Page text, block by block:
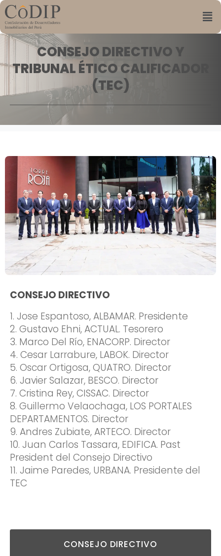
CONSEJO DIRECTIVO Y
TRIBUNAL ÉTICO CALIFICADOR
(TEC)
CONSEJO DIRECTIVO
1. Jose Espantoso, ALBAMAR. Presidente
2. Gustavo Ehni, ACTUAL. Tesorero
3. Marco Del Río, ENACORP. Director
4. Cesar Larrabure, LABOK. Director
5. Oscar Ortigosa, QUATRO. Director
6. Javier Salazar, BESCO. Director
7. Cristina Rey, CISSAC. Director
8. Guillermo Velaochaga, LOS PORTALES
DEPARTAMENTOS. Director
9. Andres Zubiate, ARTECO. Director
10. Juan Carlos Tassara, EDIFICA. Past
President del Consejo Directivo
11. Jaime Paredes, URBANA. Presidente del
TEC
CONSEJO DIRECTIVO